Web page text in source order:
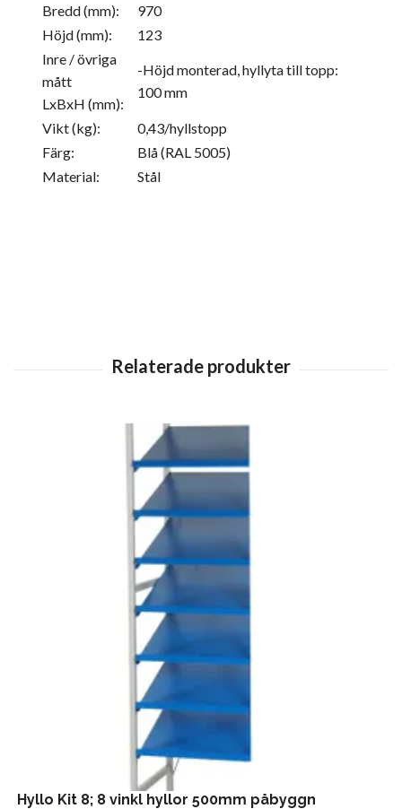
Bredd (mm):
970
Höjd (mm):
123
Inre / övriga
mått
LxBxH (mm):
-Höjd monterad, hyllyta till topp:
100 mm
Vikt (kg):
0,43/hyllstopp
Färg:
Blå (RAL 5005)
Material:
Stål
Hyllo Kit 8; 8 vinkl hyllor 500mm påbyggn